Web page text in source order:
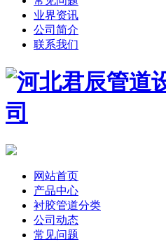
业界资讯
公司简介
联系我们
网站首页
产品中心
衬胶管道分类
公司动态
常见问题